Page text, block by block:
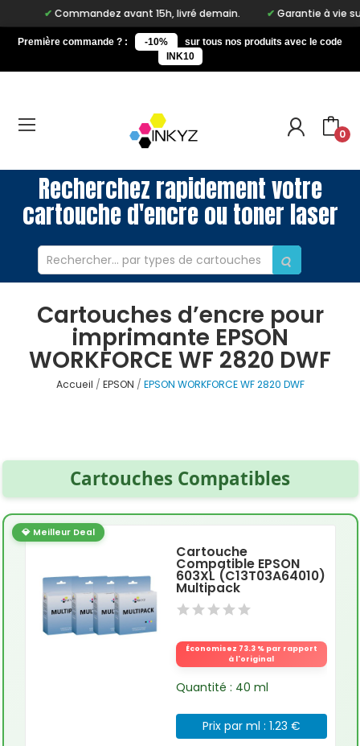
Commandez avant 15h, livré demain. Garantie à vie sur
Première commande ? : -10%
sur tous nos produits avec le code
INK10
0
Recherchez rapidement votre
cartouche d'encre ou toner laser
Cartouches d’encre pour
imprimante EPSON
WORKFORCE WF 2820 DWF
Accueil EPSON EPSON WORKFORCE WF 2820 DWF
Cartouches Compatibles
💎 Meilleur Deal
Cartouche
Compatible EPSON
603XL (C13T03A64010)
Multipack
Économisez 73.3 % par rapport
à l'original
Quantité : 40 ml
Prix par ml : 1.23 €